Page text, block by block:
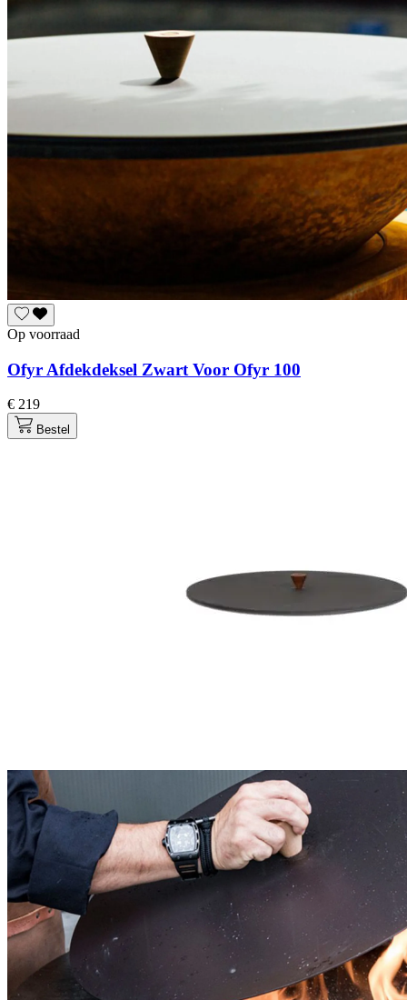
Op voorraad
Ofyr Afdekdeksel Zwart Voor Ofyr 100
€ 219
Bestel